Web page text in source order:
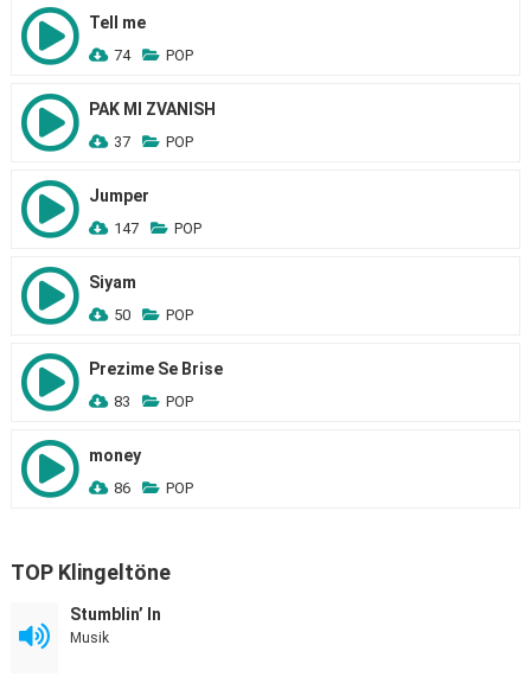
Tell me
74 POP
PAK MI ZVANISH
37 POP
Jumper
147 POP
Siyam
50 POP
Prezime Se Brise
83 POP
money
86 POP
TOP Klingeltöne
Stumblin’ In
Musik